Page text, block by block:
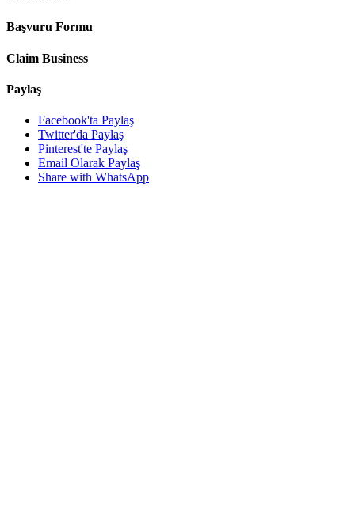
Başvuru Formu
Claim Business
Paylaş
Facebook'ta Paylaş
Twitter'da Paylaş
Pinterest'te Paylaş
Email Olarak Paylaş
Share with WhatsApp